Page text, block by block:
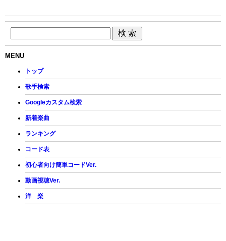
MENU
トップ
歌手検索
Googleカスタム検索
新着楽曲
ランキング
コード表
初心者向け簡単コードVer.
動画視聴Ver.
洋 楽